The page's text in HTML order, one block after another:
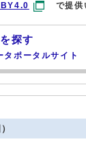
で提供
探す
タポータルサイト